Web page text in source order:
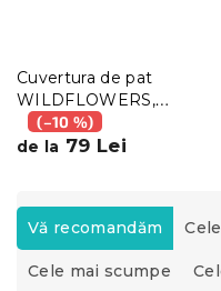
Cuvertura de pat
WILDFLOWERS,
colorata
(–10 %)
de la 79 Lei
S
e
l
e
Vă recomandăm
Cele mai scumpe